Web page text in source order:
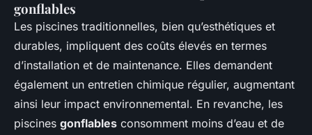
gonflables
Les piscines traditionnelles, bien qu’esthétiques et
durables, impliquent des coûts élevés en termes
d’installation et de maintenance. Elles demandent
également un entretien chimique régulier, augmentant
ainsi leur impact environnemental. En revanche, les
piscines gonflables consomment moins d’eau et de